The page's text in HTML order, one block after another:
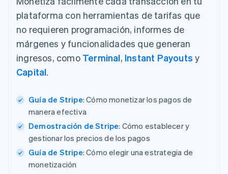
plataforma con herramientas de tarifas que
no requieren programación, informes de
márgenes y funcionalidades que generan
ingresos, como Terminal, Instant Payouts y
Capital.
Guía de Stripe: Cómo monetizar los pagos de
manera efectiva
Demostración de Stripe: Cómo establecer y
gestionar los precios de los pagos
Guía de Stripe: Cómo elegir una estrategia de
monetización